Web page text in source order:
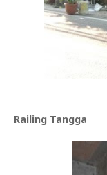
Railing Tangga